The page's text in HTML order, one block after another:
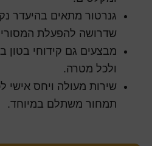
גנרטור מתאים בהיעדר
שדרושה להפעלת
מבצעים גם קידוחי בטון
ולכל מטרה.
שירות מעולה ויחס אישי
תמחור משתלם במיוחד.